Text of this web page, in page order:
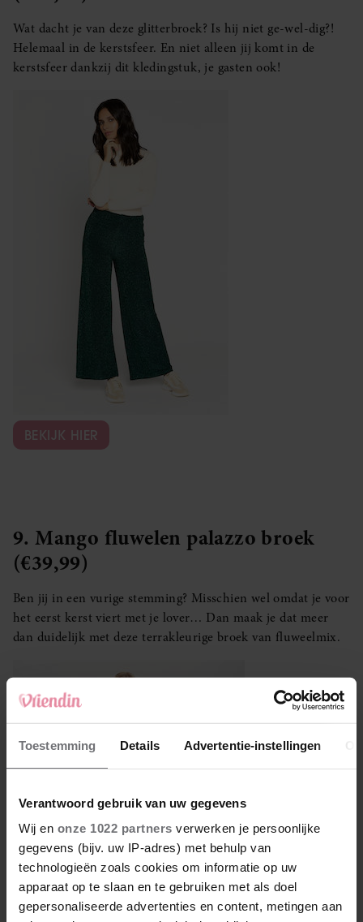
Toestemming Details Advertentie-instellingen
Verantwoord gebruik van uw gegevens
Wij en onze 1022 partners verwerken je persoonlijke
gegevens (bijv. uw IP-adres) met behulp van
technologieën zoals cookies om informatie op uw
apparaat op te slaan en te gebruiken met als doel
gepersonaliseerde advertenties en content, metingen aan
Wat dacht je van deze glitterbroek? Is hij niet ge-wel-dig?!
Helemaal in de kerstsfeer. En niet alleen jij komt in de
kerstsfeer dankzij dit kledingstuk, je gasten ook!
BEKIJK HIER
9. Mango fluwelen palazzo broek
(€39,99)
Ben jij in een vurige stemming? Misschien wel omdat je voor
het eerst kerst viert met je lover… Dan maak je dat meer
dan duidelijk met deze terrakleurige broek van fluweelmix.